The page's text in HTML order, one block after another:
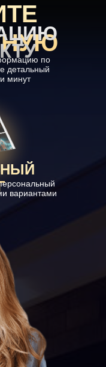
по
детальный
минут
вариантами